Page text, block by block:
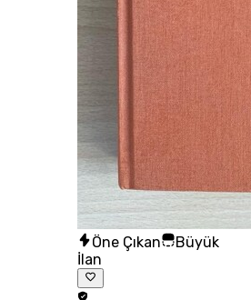
Öne Çıkan
Büyük
İlan